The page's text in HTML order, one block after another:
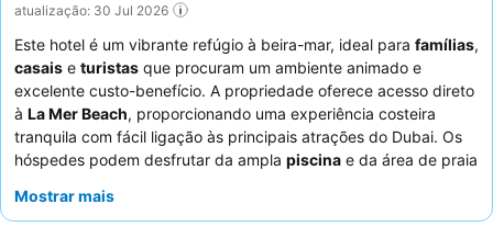
atualização: 30 Jul 2026
Este hotel é um vibrante refúgio à beira-mar, ideal para famílias,
casais e turistas que procuram um ambiente animado e
excelente custo-benefício. A propriedade oferece acesso direto
à La Mer Beach, proporcionando uma experiência costeira
tranquila com fácil ligação às principais atrações do Dubai. Os
hóspedes podem desfrutar da ampla piscina e da área de praia
funcionários excecionais recebem consistentemente elogios
Mostrar mais